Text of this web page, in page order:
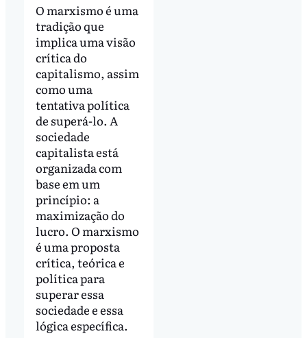
O marxismo é uma
tradição que
implica uma visão
crítica do
capitalismo, assim
como uma
tentativa política
de superá-lo. A
sociedade
capitalista está
organizada com
base em um
princípio: a
maximização do
lucro. O marxismo
é uma proposta
crítica, teórica e
política para
superar essa
sociedade e essa
lógica específica.